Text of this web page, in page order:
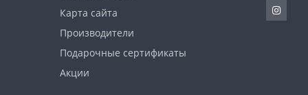
Карта сайта
Производители
Подарочные сертификаты
Акции